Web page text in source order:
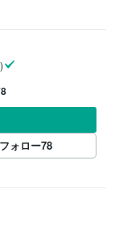
フォロー78